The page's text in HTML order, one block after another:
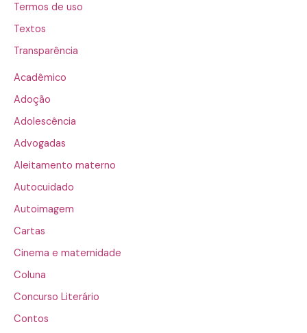
Termos de uso
Textos
Transparência
Acadêmico
Adoção
Adolescência
Advogadas
Aleitamento materno
Autocuidado
Autoimagem
Cartas
Cinema e maternidade
Coluna
Concurso Literário
Contos